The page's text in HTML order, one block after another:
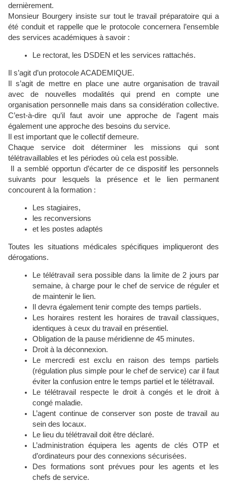
dernièrement.
Monsieur Bourgery insiste sur tout le travail préparatoire qui a
été conduit et rappelle que le protocole concernera l’ensemble
des services académiques à savoir :
Le rectorat, les DSDEN et les services rattachés.
Il s’agit d’un protocole ACADEMIQUE.
Il s’agit de mettre en place une autre organisation de travail
avec de nouvelles modalités qui prend en compte une
organisation personnelle mais dans sa considération collective.
C’est-à-dire qu’il faut avoir une approche de l’agent mais
également une approche des besoins du service.
Il est important que le collectif demeure.
Chaque service doit déterminer les missions qui sont
télétravaillables et les périodes où cela est possible.
Il a semblé opportun d’écarter de ce dispositif les personnels
suivants pour lesquels la présence et le lien permanent
concourent à la formation :
Les stagiaires,
les reconversions
et les postes adaptés
Toutes les situations médicales spécifiques impliqueront des
dérogations.
Le télétravail sera possible dans la limite de 2 jours par
semaine, à charge pour le chef de service de réguler et
de maintenir le lien.
Il devra également tenir compte des temps partiels.
Les horaires restent les horaires de travail classiques,
identiques à ceux du travail en présentiel.
Obligation de la pause méridienne de 45 minutes.
Droit à la déconnexion.
Le mercredi est exclu en raison des temps partiels
(régulation plus simple pour le chef de service) car il faut
éviter la confusion entre le temps partiel et le télétravail.
Le télétravail respecte le droit à congés et le droit à
congé maladie.
L’agent continue de conserver son poste de travail au
sein des locaux.
Le lieu du télétravail doit être déclaré.
L’administration équipera les agents de clés OTP et
d’ordinateurs pour des connexions sécurisées.
Des formations sont prévues pour les agents et les
chefs de service.